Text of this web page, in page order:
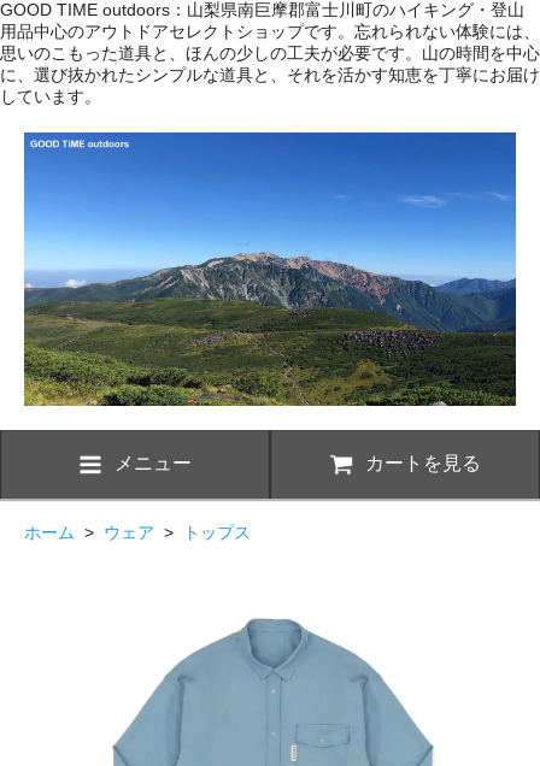
GOOD TIME outdoors：山梨県南巨摩郡富士川町のハイキング・登山
用品中心のアウトドアセレクトショップです。忘れられない体験には、
思いのこもった道具と、ほんの少しの工夫が必要です。山の時間を中心
に、選び抜かれたシンプルな道具と、それを活かす知恵を丁寧にお届け
しています。
メニュー カートを見る
ホーム > ウェア > トップス